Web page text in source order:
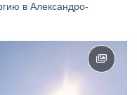
в Александро-